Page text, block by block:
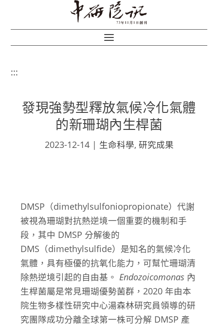
:::
發現強勢型釋放氣候冷化氣體
的新珊瑚內生桿菌
2023-12-14| 生命科學, 研究成果
DMSP（dimethylsulfoniopropionate）代謝
被視為珊瑚對抗熱逆境一個重要的機制和手
段，其中 DMSP 分解後的
DMS（dimethylsulfide）是知名的氣候冷化
氣體，具有極優的抗氧化能力，可幫忙珊瑚清
除熱逆境引起的自由基。Endozoicomonas 內
生桿菌屬是常見珊瑚優勢菌群，2020 年由本
院生物多樣性研究中心湯森林研究員領導的研
究團隊成功分離全球第一株可分解 DMSP 產